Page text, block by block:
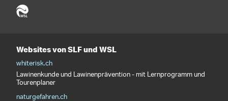
Websites von SLF und WSL
whiterisk.ch
Lawinenkunde und Lawinenprävention - mit Lernprogramm und
Tourenplaner
naturgefahren.ch